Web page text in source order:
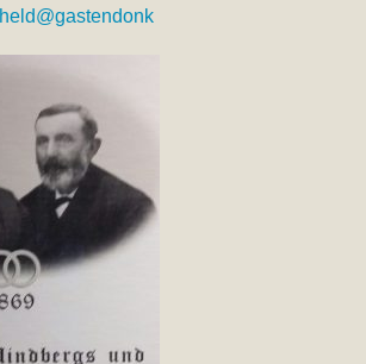
held@gastendonk